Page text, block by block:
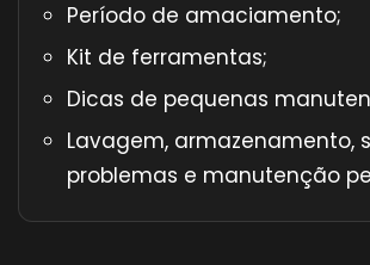
Período de amaciamento;
Kit de ferramentas;
Dicas de pequenas
Lavagem, armazenamento,
problemas e manutenção